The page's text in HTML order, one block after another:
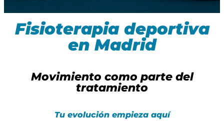
Fisioterapia deportiva
en Madrid
Movimiento como parte del
tratamiento
Tu evolución empieza aquí